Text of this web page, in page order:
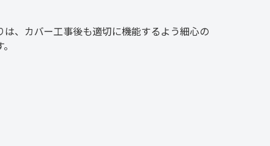
、カバー工事後も適切に機能するよう細心の